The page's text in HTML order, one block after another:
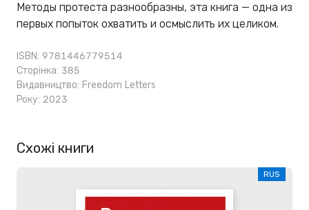
Методы протеста разнообразны, эта книга — одна из
первых попыток охватить и осмыслить их целиком.
ISBN: 9781446779514
Сторінка: 385
Видавництво: Freedom Letters
Року: 2023
Схожі книги
RUS